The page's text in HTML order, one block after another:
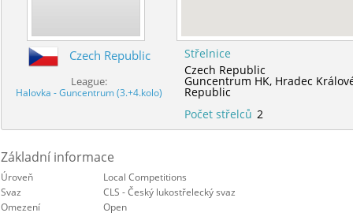
Czech Republic
League:
Halovka - Guncentrum (3.+4.kolo)
Střelnice
Czech Republic
Guncentrum HK, Hradec
Republic
Počet střelců 2
Základní informace
Úroveň
Local Competitions
Svaz
CLS - Český lukostřelecký svaz
Omezení
Open